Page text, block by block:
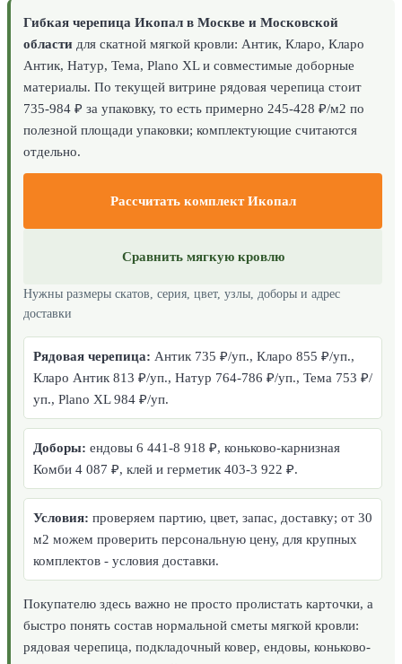
Гибкая черепица Икопал в Москве и Московской
области для скатной мягкой кровли: Антик, Кларо, Кларо
Антик, Натур, Тема, Plano XL и совместимые доборные
материалы. По текущей витрине рядовая черепица стоит
735-984 ₽ за упаковку, то есть примерно 245-428 ₽/м2 по
полезной площади упаковки; комплектующие считаются
отдельно.
Рассчитать комплект Икопал
Сравнить мягкую кровлю
Нужны размеры скатов, серия, цвет, узлы, доборы и адрес
доставки
Рядовая черепица: Антик 735 ₽/уп., Кларо 855 ₽/уп.,
Кларо Антик 813 ₽/уп., Натур 764-786 ₽/уп., Тема 753 ₽/
уп., Plano XL 984 ₽/уп.
Доборы: ендовы 6 441-8 918 ₽, коньково-карнизная
Комби 4 087 ₽, клей и герметик 403-3 922 ₽.
Условия: проверяем партию, цвет, запас, доставку; от 30
м2 можем проверить персональную цену, для крупных
комплектов - условия доставки.
Покупателю здесь важно не просто пролистать карточки, а
быстро понять состав нормальной сметы мягкой кровли:
рядовая черепица, подкладочный ковер, ендовы, коньково-